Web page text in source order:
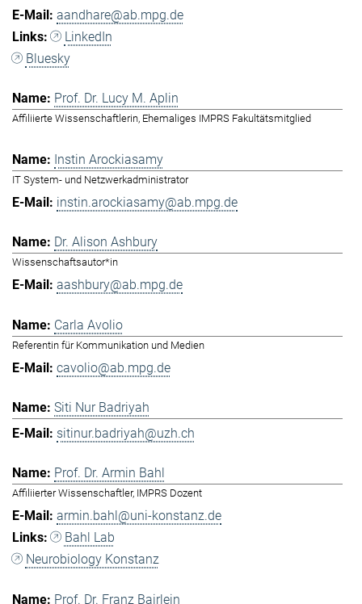
aandhare@ab.mpg.de
LinkedIn
Bluesky
Prof. Dr. Lucy M. Aplin
Affiliierte Wissenschaftlerin, Ehemaliges IMPRS Fakultätsmitglied
Instin Arockiasamy
IT System- und Netzwerkadministrator
instin.arockiasamy@ab.mpg.de
Dr. Alison Ashbury
Wissenschaftsautor*in
aashbury@ab.mpg.de
Carla Avolio
Referentin für Kommunikation und Medien
cavolio@ab.mpg.de
Siti Nur Badriyah
sitinur.badriyah@uzh.ch
Prof. Dr. Armin Bahl
Affiliierter Wissenschaftler, IMPRS Dozent
armin.bahl@uni-konstanz.de
Bahl Lab
Neurobiology Konstanz
Prof. Dr. Franz Bairlein